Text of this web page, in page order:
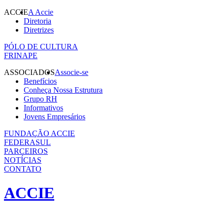
ACCIEA Accie
Diretoria
Diretrizes
PÓLO DE CULTURA
FRINAPE
ASSOCIADOSAssocie-se
Benefícios
Conheça Nossa Estrutura
Grupo RH
Informativos
Jovens Empresários
FUNDAÇÃO ACCIE
FEDERASUL
PARCEIROS
NOTÍCIAS
CONTATO
ACCIE